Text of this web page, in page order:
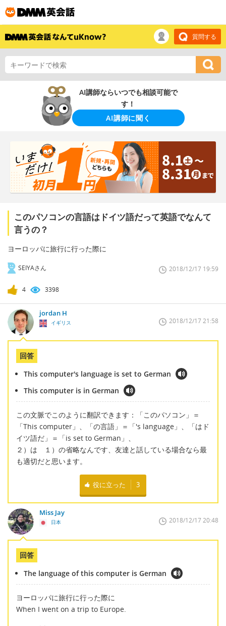
質問する
AI講師ならいつでも相談可能で
す！
AI講師に聞く
このパソコンの言語はドイツ語だって英語でなんて
言うの？
ヨーロッパに旅行に行った際に
SEIYAさん 2018/12/17 19:59
4 3398
jordan H
イギリス 2018/12/17 21:58
回答
This computer's language is set to German
This computer is in German
この文脈でこのように翻訳できます：「このパソコン」＝
「This computer」、「の言語」＝「's language」、「はド
イツ語だ」＝「is set to German」、
２）は １）の省略なんです、友達と話している場合なら最
も適切だと思います。
役に立った 3
Miss Jay
日本 2018/12/17 20:48
回答
The language of this computer is German
ヨーロッパに旅行に行った際に
When I went on a trip to Europe.